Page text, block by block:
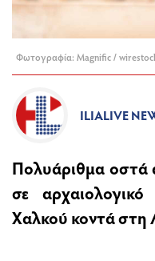
Φωτογραφία: Magnific /
ILIALIVE
Πολυάριθμα οστά
σε
Χαλκού κοντά στη